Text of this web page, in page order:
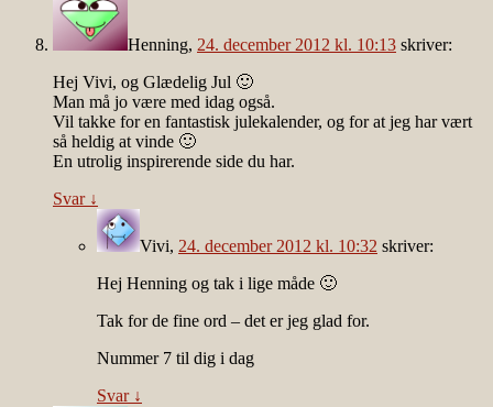
Henning, 24. december 2012 kl. 10:13 skriver:
Hej Vivi, og Glædelig Jul 🙂
Man må jo være med idag også.
Vil takke for en fantastisk julekalender, og for at jeg har vært
så heldig at vinde 🙂
En utrolig inspirerende side du har.
Svar ↓
Vivi, 24. december 2012 kl. 10:32 skriver:
Hej Henning og tak i lige måde 🙂
Tak for de fine ord – det er jeg glad for.
Nummer 7 til dig i dag
Svar ↓